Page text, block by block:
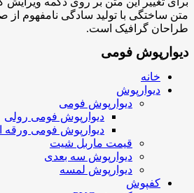
متن ساختگی با تولید سادگی نامفهوم از
طراحان گرافیک است.
دیوارپوش فومی
خانه
دیوارپوش
دیوارپوش فومی
دیوارپوش فومی رولی
دیوارپوش فومی ورقه
قیمت ماربل شیت
دیوارپوش سه بعدی
دیوارپوش لمسه
کفپوش